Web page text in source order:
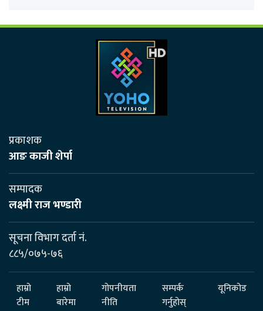
प्रकाशक
आङ काजी शेर्पा
सम्पादक
लक्ष्मी राज भण्डारी
सूचना विभाग दर्ता नं.
८८५/०७५-७६
हाम्रो
टीम
हाम्रो
बारेमा
गोपनीयता
नीति
सम्पर्क
गर्नुहोस्
यूनिकोड